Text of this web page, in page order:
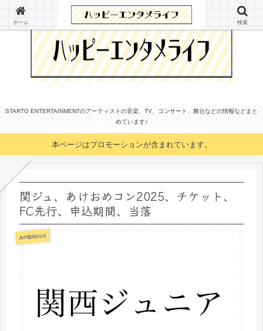
STARTO ENTERTAINMENTのアーティストの音楽、TV、コンサート、舞台などの情報などまと
めています♪
本ページはプロモーションが含まれています。
関ジュ、あけおめコン2025、チケット、
FC先行、申込期間、当落
AmBitious
ホーム 検索